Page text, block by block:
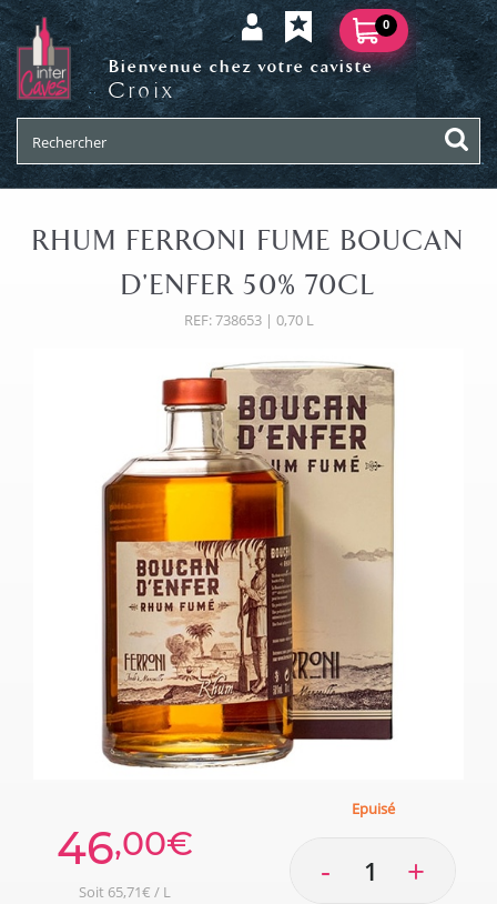
0
Bienvenue chez votre caviste
Croix
RHUM FERRONI FUME BOUCAN
D'ENFER 50% 70CL
REF: 738653 | 0,70 L
46,00€
Soit 65,71€ / L
Epuisé
- +